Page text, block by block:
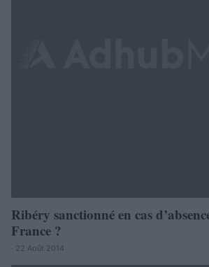
Ribéry sanctionné en cas
France ?
· 22 Août 2014